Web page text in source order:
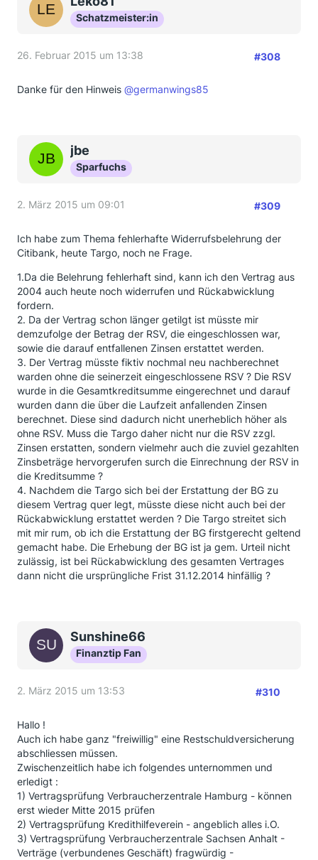
Schatzmeister:in
26. Februar 2015 um 13:38 #308
Danke für den Hinweis @germanwings85
jbe
Sparfuchs
2. März 2015 um 09:01 #309
Ich habe zum Thema fehlerhafte Widerrufsbelehrung der
Citibank, heute Targo, noch ne Frage.
1.Da die Belehrung fehlerhaft sind, kann ich den Vertrag aus
2004 auch heute noch widerrufen und Rückabwicklung
fordern.
2. Da der Vertrag schon länger getilgt ist müsste mir
demzufolge der Betrag der RSV, die eingeschlossen war,
sowie die darauf entfallenen Zinsen erstattet werden.
3. Der Vertrag müsste fiktiv nochmal neu nachberechnet
warden ohne die seinerzeit eingeschlossene RSV ? Die RSV
wurde in die Gesamtkreditsumme eingerechnet und darauf
wurden dann die über die Laufzeit anfallenden Zinsen
berechnet. Diese sind dadurch nicht unerheblich höher als
ohne RSV. Muss die Targo daher nicht nur die RSV zzgl.
Zinsen erstatten, sondern vielmehr auch die zuviel gezahlten
Zinsbeträge hervorgerufen surch die Einrechnung der RSV in
die Kreditsumme ?
4. Nachdem die Targo sich bei der Erstattung der BG zu
diesem Vertrag quer legt, müsste diese nicht auch bei der
Rückabwicklung erstattet werden ? Die Targo streitet sich
mit mir rum, ob ich die Erstattung der BG firstgerecht geltend
gemacht habe. Die Erhebung der BG ist ja gem. Urteil nicht
zulässig, ist bei Rückabwicklung des gesamten Vertrages
dann nicht die ursprüngliche Frist 31.12.2014 hinfällig ?
Sunshine66
Finanztip Fan
2. März 2015 um 13:53 #310
Hallo !
Auch ich habe ganz "freiwillig" eine Restschuldversicherung
abschliessen müssen.
Zwischenzeitlich habe ich folgendes unternommen und
erledigt :
1) Vertragsprüfung Verbraucherzentrale Hamburg - können
erst wieder Mitte 2015 prüfen
2) Vertragsprüfung Kredithilfeverein - angeblich alles i.O.
3) Vertragsprüfung Verbraucherzentrale Sachsen Anhalt -
Verträge (verbundenes Geschäft) fragwürdig -